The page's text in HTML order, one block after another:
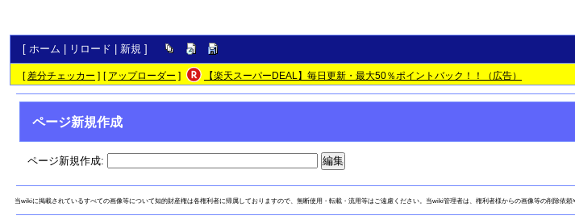
[ ホーム リロード 新規 ]
[差分チェッカー ] [ アップローダー ] 【楽天スーパーDEAL】毎日更新・最大50％ポイントバック！！（広告）
ページ新規作成
ページ新規作成:
当wikiに掲載されているすべての画像等について知的財産権は各権利者に帰属しておりますので、無断使用・転載・流用等はご遠慮ください。当wiki管理者は、権利者様からの画像等の削除依頼